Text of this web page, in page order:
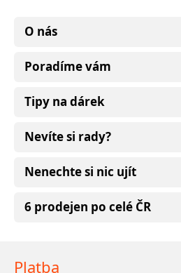
O nás
Poradíme vám
Tipy na dárek
Nevíte si rady?
Nenechte si nic ujít
6 prodejen po celé ČR
Platba